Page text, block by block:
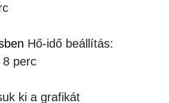
Hő-idő beállítás:
8 perc
ki a grafikát